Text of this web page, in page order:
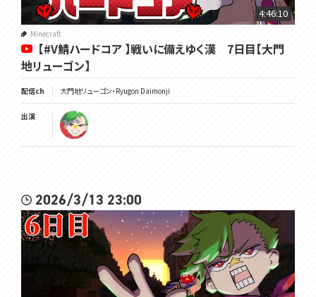
4:46:10
Minecraft
【#V鯖ハードコア 】戦いに備えゆく漢 7日目【大門
地リューゴン】
配信ch 大門地リューゴン・Ryugon Daimonji
出演
2026/3/13 23:00